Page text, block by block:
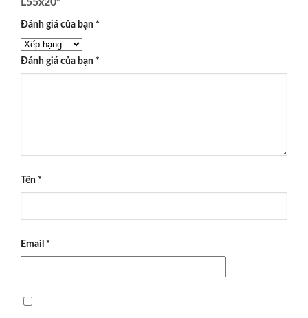
Đánh giá của bạn *
Đánh giá của bạn *
Tên *
Email *